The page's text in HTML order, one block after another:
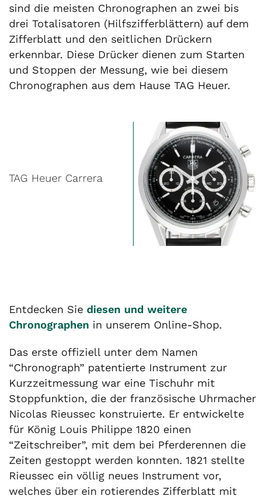
sind die meisten Chronographen an zwei bis
drei Totalisatoren (Hilfszifferblättern) auf dem
Zifferblatt und den seitlichen Drückern
erkennbar. Diese Drücker dienen zum Starten
und Stoppen der Messung, wie bei diesem
Chronographen aus dem Hause TAG Heuer.
TAG Heuer Carrera
Entdecken Sie diesen und weitere
Chronographen in unserem Online-Shop.
Das erste offiziell unter dem Namen
“Chronograph” patentierte Instrument zur
Kurzzeitmessung war eine Tischuhr mit
Stoppfunktion, die der französische Uhrmacher
Nicolas Rieussec konstruierte. Er entwickelte
für König Louis Philippe 1820 einen
“Zeitschreiber”, mit dem bei Pferderennen die
Zeiten gestoppt werden konnten. 1821 stellte
Rieussec ein völlig neues Instrument vor,
welches über ein rotierendes Zifferblatt mit